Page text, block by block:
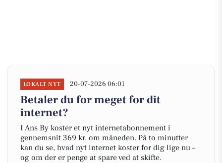
LOKALT NYT 20-07-2026 06:01
Betaler du for meget for dit
internet?
I Ans By koster et nyt internetabonnement i
gennemsnit 369 kr. om måneden. På to minutter
kan du se, hvad nyt internet koster for dig lige nu –
og om der er penge at spare ved at skifte.